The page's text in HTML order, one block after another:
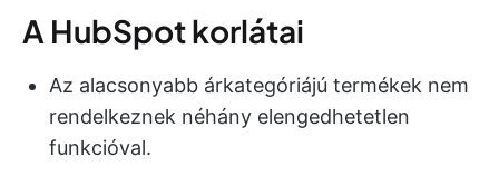
A HubSpot korlátai
Az alacsonyabb árkategóriájú termékek nem
rendelkeznek néhány elengedhetetlen
funkcióval.